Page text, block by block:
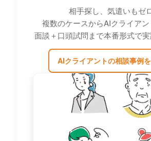
相手探し、気遣いもゼロ
複数のケースからAIクライアン
面談＋口頭試問まで本番形式で実
AIクライアントの相談事例